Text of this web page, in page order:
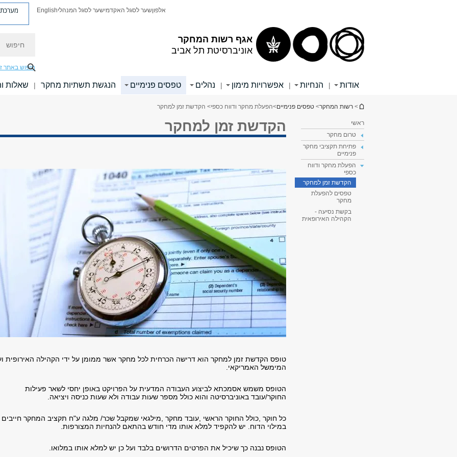
אגף רשות המחקר
אוניברסיטת תל אביב
אלפוןשער לסגל האקדמישער לסגל המנהליEnglish מערכת
חיפוש באתר
אודות | הנחיות | אפשרויות מימון | נהלים טפסים פנימיים הנגשת תשתיות מחקר | שאלות
הינך נמצא כאן
> רשות המחקר> טפסים פנימיים>הפעלת מחקר ודווח כספי> הקדשת זמן למחקר
ראשי
טרום מחקר
פתיחת תקציבי מחקר
פנימיים
הפעלת מחקר ודווח
כספי
הקדשת זמן למחקר
טפסים להפעלת
מחקר
בקשת נסיעה -
הקהילה האירופאית
הקדשת זמן למחקר
טופס הקדשת זמן למחקר הוא דרישה הכרחית לכל מחקר אשר ממומן על ידי הקהילה האירופית
המימשל האמריקאי.
הטופס משמש אסמכתא לביצוע העבודה המדעית על הפרויקט באופן יחסי לשאר פעילות
החוקר/עובד באוניברסיטה והוא כולל מספר שעות עבודה ולא שעות כניסה ויציאה.
כל חוקר כולל החוקר הראשי עובד מחקר מילגאי שמקבל שכר/ מלגה ע"ח תקציב המחקר חייבים
במילוי הדוח
יש להקפיד למלא אותו מדי חודש בהתאם להנחיות המצורפות.
הטופס נבנה כך שיכיל את הפרטים הדרושים בלבד ועל כן יש למלא אותו במלואו.